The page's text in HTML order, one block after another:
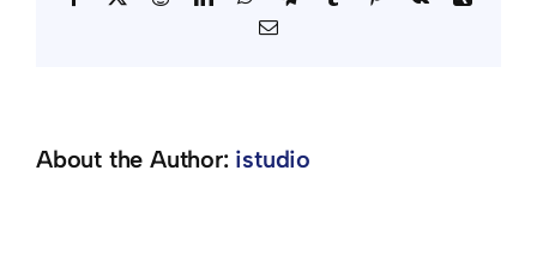
Email
About the Author: istudio